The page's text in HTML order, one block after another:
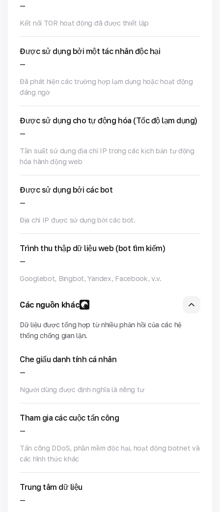
—
Kết nối TOR hoạt động đã được thiết lập
Được sử dụng bởi một tác nhân độc hại
—
Đã phát hiện các trường hợp lạm dụng hoặc hoạt động
đáng ngờ
Được sử dụng cho tự động hóa (Tốc độ lạm dụng)
—
Tần suất sử dụng địa chỉ IP trong các kịch bản tự động
hóa hành động web
Được sử dụng bởi các bot
—
Địa chỉ IP được sử dụng bởi các bot.
Trình thu thập dữ liệu web (bot tìm kiếm)
—
Googlebot, Bingbot, Yandex, Facebook, v.v.
Các nguồn khác
Dữ liệu được tổng hợp từ nhiều phản hồi của các hệ
thống chống gian lận.
Che giấu danh tính cá nhân
—
Người dùng được định nghĩa là riêng tư
Tham gia các cuộc tấn công
—
Tấn công DDoS, phần mềm độc hại, hoạt động botnet và
các hình thức khác
Trung tâm dữ liệu
—